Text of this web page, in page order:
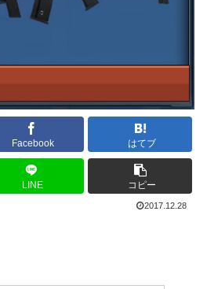
Facebook はてブ
LINE コピー
2017.12.28